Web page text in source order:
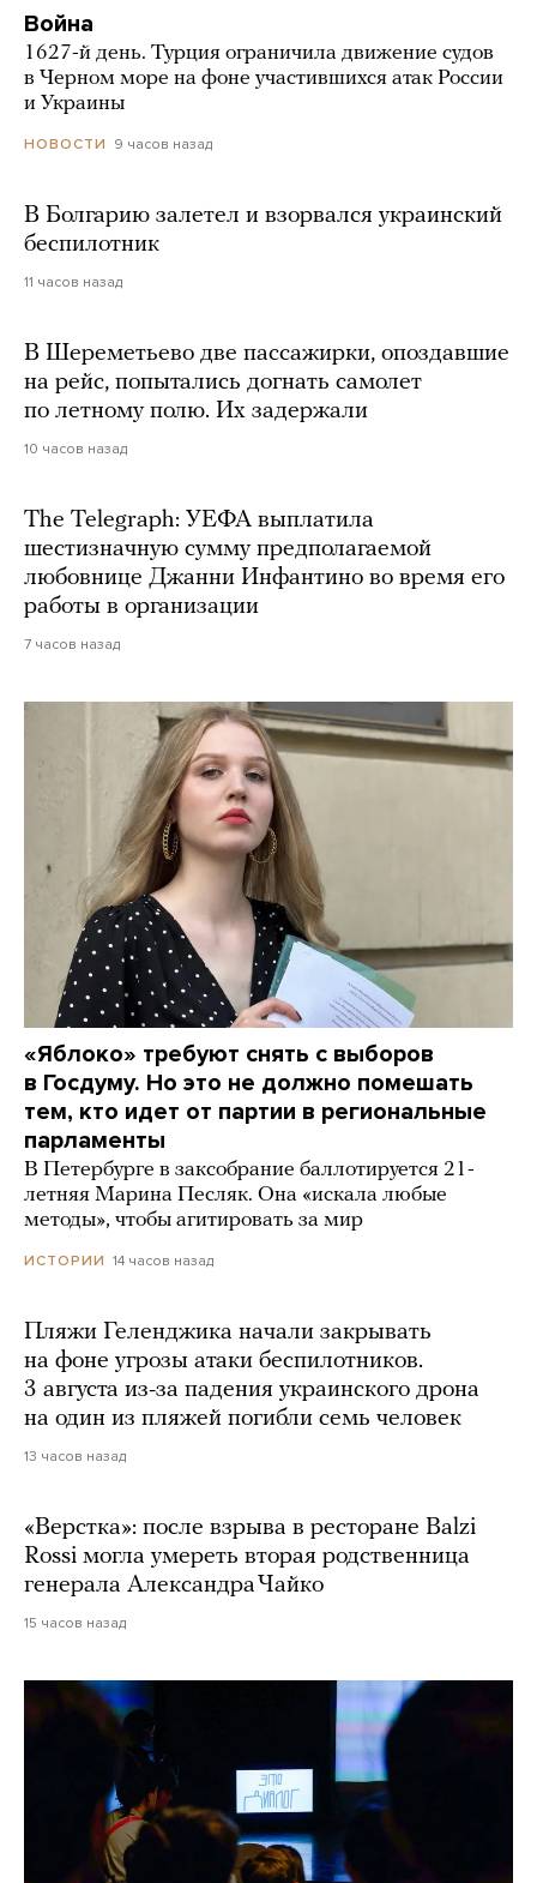
Война
1627-й день. Турция ограничила движение судов
в Черном море на фоне участившихся атак России
и Украины
НОВОСТИ 9 часов назад
В Болгарию залетел и взорвался украинский
беспилотник
11 часов назад
В Шереметьево две пассажирки, опоздавшие
на рейс, попытались догнать самолет
по летному полю. Их задержали
10 часов назад
The Telegraph: УЕФА выплатила
шестизначную сумму предполагаемой
любовнице Джанни Инфантино во время его
работы в организации
7 часов назад
«Яблоко» требуют снять с выборов
в Госдуму. Но это не должно помешать
тем, кто идет от партии в региональные
парламенты
В Петербурге в заксобрание баллотируется 21-
летняя Марина Песляк. Она «искала любые
методы», чтобы агитировать за мир
ИСТОРИИ 14 часов назад
Пляжи Геленджика начали закрывать
на фоне угрозы атаки беспилотников.
3 августа из-за падения украинского дрона
на один из пляжей погибли семь человек
13 часов назад
«Верстка»: после взрыва в ресторане Balzi
Rossi могла умереть вторая родственница
генерала Александра Чайко
15 часов назад